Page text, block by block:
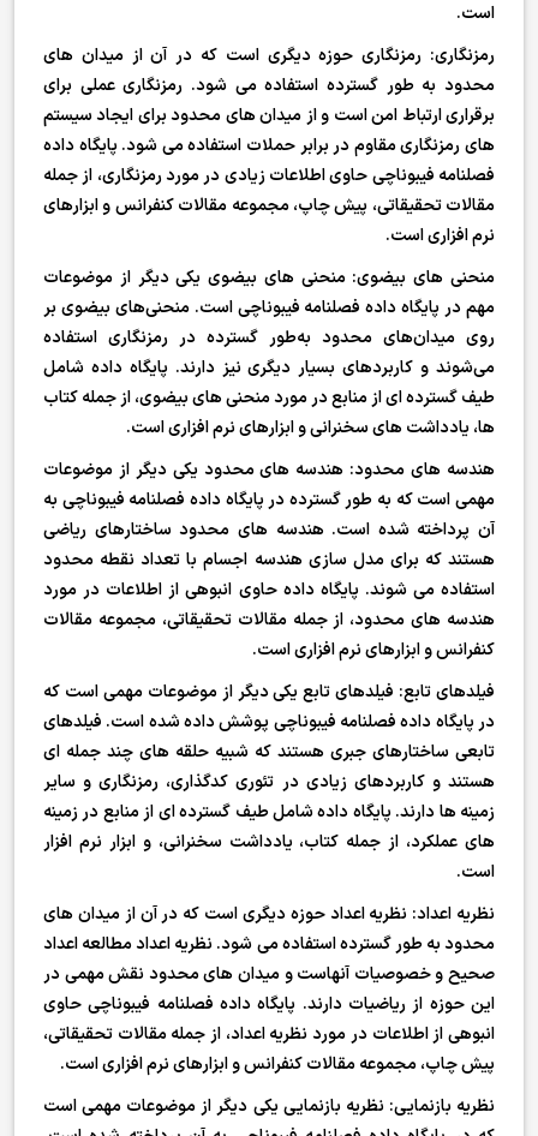
است.
رمزنگاری: رمزنگاری حوزه دیگری است که در آن از میدان های
محدود به طور گسترده استفاده می شود. رمزنگاری عملی برای
برقراری ارتباط امن است و از میدان های محدود برای ایجاد سیستم
های رمزنگاری مقاوم در برابر حملات استفاده می شود. پایگاه داده
فصلنامه فیبوناچی حاوی اطلاعات زیادی در مورد رمزنگاری، از جمله
مقالات تحقیقاتی، پیش چاپ، مجموعه مقالات کنفرانس و ابزارهای
نرم افزاری است.
منحنی های بیضوی: منحنی های بیضوی یکی دیگر از موضوعات
مهم در پایگاه داده فصلنامه فیبوناچی است. منحنی‌های بیضوی بر
روی میدان‌های محدود به‌طور گسترده در رمزنگاری استفاده
می‌شوند و کاربردهای بسیار دیگری نیز دارند. پایگاه داده شامل
طیف گسترده ای از منابع در مورد منحنی های بیضوی، از جمله کتاب
ها، یادداشت های سخنرانی و ابزارهای نرم افزاری است.
هندسه های محدود: هندسه های محدود یکی دیگر از موضوعات
مهمی است که به طور گسترده در پایگاه داده فصلنامه فیبوناچی به
آن پرداخته شده است. هندسه های محدود ساختارهای ریاضی
هستند که برای مدل سازی هندسه اجسام با تعداد نقطه محدود
استفاده می شوند. پایگاه داده حاوی انبوهی از اطلاعات در مورد
هندسه های محدود، از جمله مقالات تحقیقاتی، مجموعه مقالات
کنفرانس و ابزارهای نرم افزاری است.
فیلدهای تابع: فیلدهای تابع یکی دیگر از موضوعات مهمی است که
در پایگاه داده فصلنامه فیبوناچی پوشش داده شده است. فیلدهای
تابعی ساختارهای جبری هستند که شبیه حلقه های چند جمله ای
هستند و کاربردهای زیادی در تئوری کدگذاری، رمزنگاری و سایر
زمینه ها دارند. پایگاه داده شامل طیف گسترده ای از منابع در زمینه
های عملکرد، از جمله کتاب، یادداشت سخنرانی، و ابزار نرم افزار
است.
نظریه اعداد: نظریه اعداد حوزه دیگری است که در آن از میدان های
محدود به طور گسترده استفاده می شود. نظریه اعداد مطالعه اعداد
صحیح و خصوصیات آنهاست و میدان های محدود نقش مهمی در
این حوزه از ریاضیات دارند. پایگاه داده فصلنامه فیبوناچی حاوی
انبوهی از اطلاعات در مورد نظریه اعداد، از جمله مقالات تحقیقاتی،
پیش چاپ، مجموعه مقالات کنفرانس و ابزارهای نرم افزاری است.
نظریه بازنمایی: نظریه بازنمایی یکی دیگر از موضوعات مهمی است